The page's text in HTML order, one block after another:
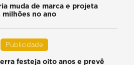
muda de marca e projeta
milhões no ano
Publicidade
festeja oito anos e prevê